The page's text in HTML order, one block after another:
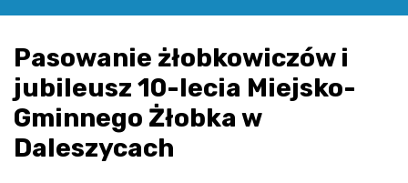
Pasowanie żłobkowiczów i
jubileusz 10-lecia Miejsko-
Gminnego Żłobka w
Daleszycach